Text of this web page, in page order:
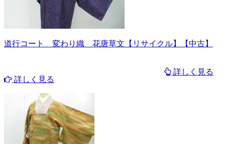
道行コート 変わり織 花唐草文【リサイクル】【中古】
詳しく見る
詳しく見る